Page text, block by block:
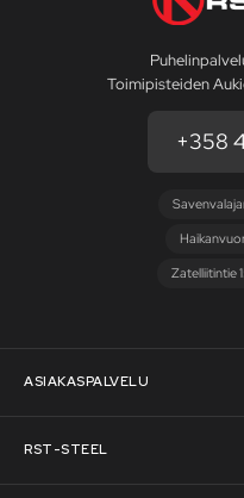
Toimipisteiden
+358
Zatelliitintie
ASIAKASPALVELU
Asiakaspalvelu
RST-STEEL